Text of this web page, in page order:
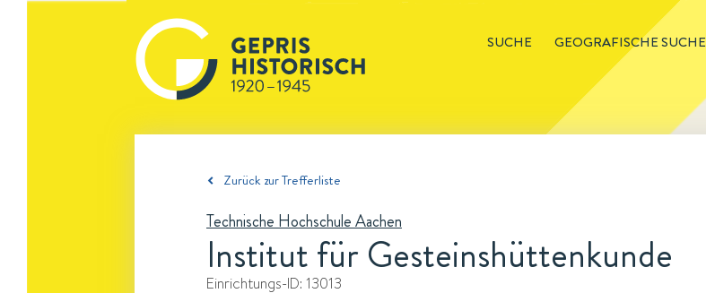
SUCHE GEOGRAFISCHE SUCHE
Zurück zur Trefferliste
Technische Hochschule Aachen
Institut für Gesteinshüttenkunde
Einrichtungs-ID: 13013